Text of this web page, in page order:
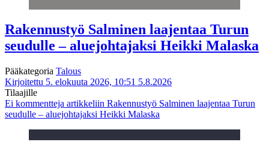
Rakennustyö Salminen laajentaa Turun
seudulle – aluejohtajaksi Heikki Malaska
Pääkategoria Talous
Kirjoitettu 5. elokuuta 2026, 10:51 5.8.2026
Tilaajille
Ei kommentteja artikkeliin Rakennustyö Salminen laajentaa Turun
seudulle – aluejohtajaksi Heikki Malaska